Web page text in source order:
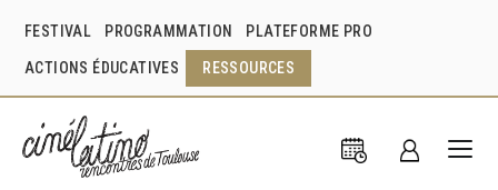
FESTIVAL PROGRAMMATION PLATEFORME PRO
ACTIONS ÉDUCATIVES RESSOURCES